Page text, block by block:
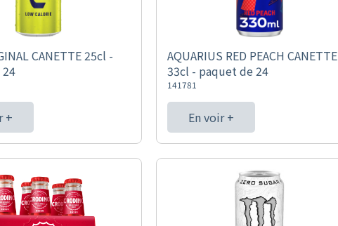
CANETTE 25cl -
+
AQUARIUS RED PEACH CANETTE
33cl - paquet de 24
141781
En voir +